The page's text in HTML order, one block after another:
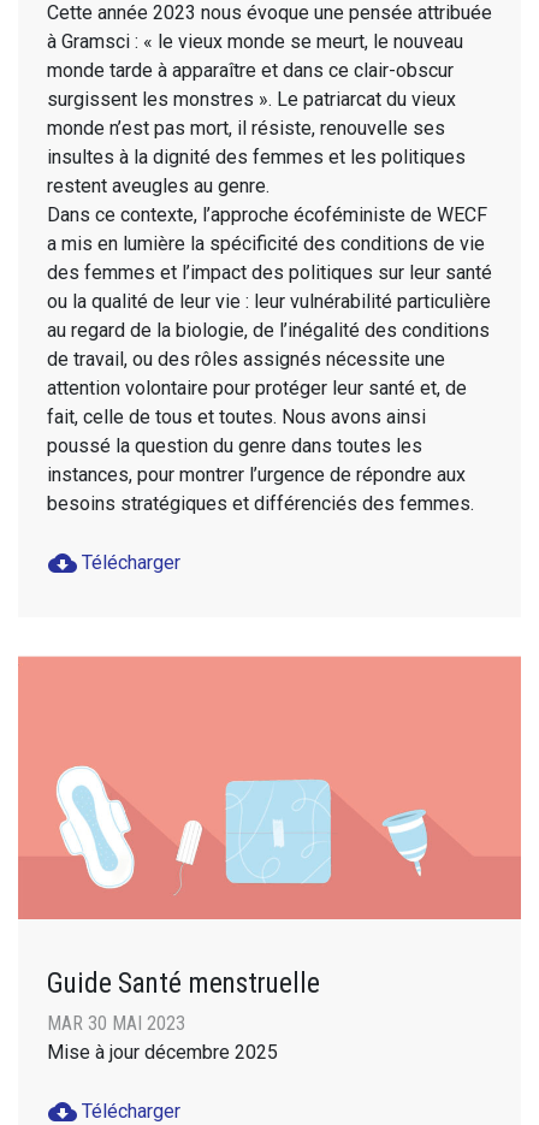
Cette année 2023 nous évoque une pensée attribuée
à Gramsci : « le vieux monde se meurt, le nouveau
monde tarde à apparaître et dans ce clair-obscur
surgissent les monstres ». Le patriarcat du vieux
monde n’est pas mort, il résiste, renouvelle ses
insultes à la dignité des femmes et les politiques
restent aveugles au genre.
Dans ce contexte, l’approche écoféministe de WECF
a mis en lumière la spécificité des conditions de vie
des femmes et l’impact des politiques sur leur santé
ou la qualité de leur vie : leur vulnérabilité particulière
au regard de la biologie, de l’inégalité des conditions
de travail, ou des rôles assignés nécessite une
attention volontaire pour protéger leur santé et, de
fait, celle de tous et toutes. Nous avons ainsi
poussé la question du genre dans toutes les
instances, pour montrer l’urgence de répondre aux
besoins stratégiques et différenciés des femmes.
cloud_download Télécharger
Guide Santé menstruelle
MAR 30 MAI 2023
Mise à jour décembre 2025
cloud_download Télécharger